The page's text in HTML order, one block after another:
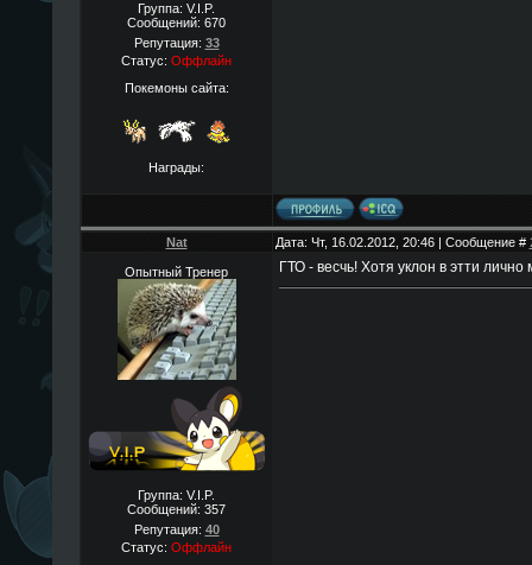
Группа: V.I.P.
Сообщений: 670
Репутация: 33
Статус: Оффлайн
Покемоны сайта:
Награды:
Nat Дата: Чт, 16.02.2012, 20:46 | Сообщение #
Опытный Тренер
Группа: V.I.P.
Сообщений: 357
Репутация: 40
Статус: Оффлайн
ГТО - весчь! Хотя уклон в этти